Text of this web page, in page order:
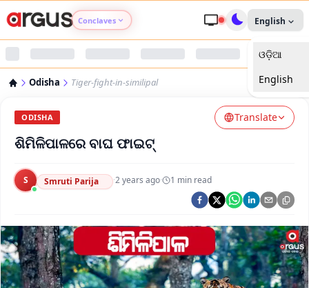
Conclaves
Argus Nari Shakti
Argus Swaad Odisha
Argus Chalo Dekhein Apna Desh
English
ଓଡ଼ିଆ
English
Odisha Tiger-fight-in-similipal
ODISHA Translate
ଶିମିଳିପାଳରେ ବାଘ ଫାଇଟ୍
S Smruti Parija ·2 years ago· 1 min read